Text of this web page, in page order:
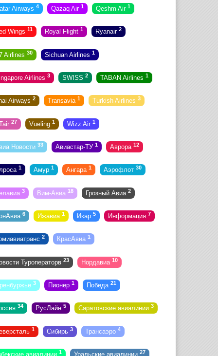
Airways 4 Qazaq Air 1 Qeshm Air 1
Wings 11 Royal Flight 1 Ryanair 2
Airlines 30 Sichuan Airlines 1
Airlines 3 SWISS 2 TABAN Airlines 1
Airways 2 Transavia 1 Turkish Airlines 3
27 Vueling 1 Wizz Air 1
Новости 33 Авиастар-ТУ 1 Аврора 12
1 Амур 1 Ангара 1 Аэрофлот 30
3 Вим-Авиа 18 Грозный Авиа 2
6 Ижавиа 1 Икар 5 Информация 7
2 КрасАвиа 1
Туроператорв 23 Нордавиа 10
3 Пионер 1 Победа 21
34 РусЛайн 5 Саратовские авиалинии 3
1 Сибирь 3 Трансаэро 4
авиалинии 1 Уральские авиалинии 27